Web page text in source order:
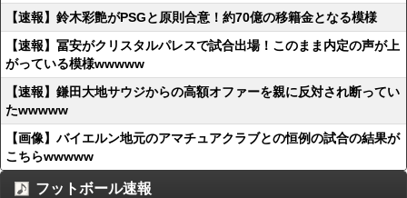
【速報】鈴木彩艶がPSGと原則合意！約70億の移籍金となる模様
【速報】冨安がクリスタルパレスで試合出場！このまま内定の声が上
がっている模様wwwww
【速報】鎌田大地サウジからの高額オファーを親に反対され断ってい
たwwwww
【画像】バイエルン地元のアマチュアクラブとの恒例の試合の結果が
こちらwwwww
フットボール速報